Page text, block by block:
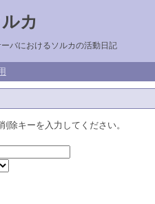
カ
バにおけるソルカの活動日記
除キーを入力してください。